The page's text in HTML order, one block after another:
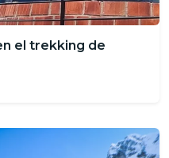
el trekking de